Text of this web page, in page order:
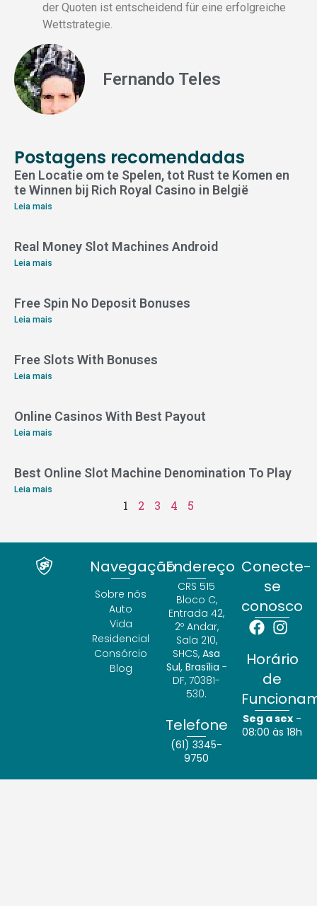
der Quoten ist entscheidend für eine erfolgreiche
Wettstrategie.
Fernando Teles
Postagens recomendadas
Een Locatie om te Spelen, tot Rust te Komen en
te Winnen bij Rich Royal Casino in België
Leia mais
Real Money Slot Machines Android
Leia mais
Free Spin No Deposit Bonuses
Leia mais
Free Slots With Bonuses
Leia mais
Online Casinos With Best Payout
Leia mais
Best Online Slot Machine Denomination To Play
Leia mais
1 2 3 4 5
Navegação
Sobre nós
Auto
Vida
Residencial
Consórcio
Blog
Endereço
CRS 515
Bloco C,
Entrada 42,
2º Andar,
Sala 210,
SHCS, Asa
Sul, Brasília -
DF, 70381-
530.
Telefone
(61) 3345-
9750
Conecte-
se
conosco
Horário
de
Seg a sex -
08:00 às 18h